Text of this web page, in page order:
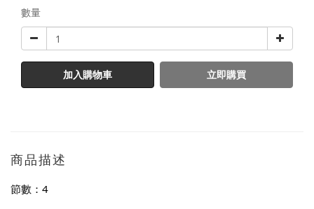
數量
加入購物車 立即購買
商品描述
節數：4